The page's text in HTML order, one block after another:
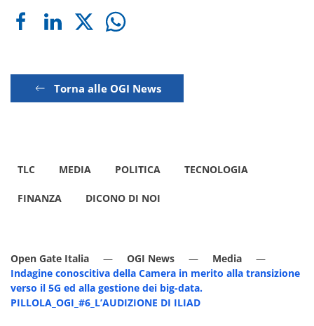
Torna alle OGI News
TLC MEDIA POLITICA TECNOLOGIA
FINANZA DICONO DI NOI
Open Gate Italia OGI News
Media
Indagine conoscitiva della Camera in merito alla transizione
verso il 5G ed alla gestione dei big-data.
PILLOLA_OGI_#6_L’AUDIZIONE DI ILIAD